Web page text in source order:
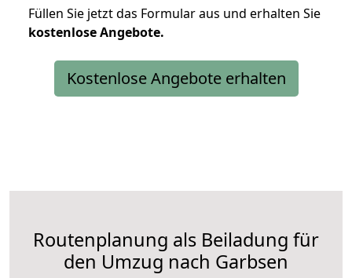
Füllen Sie jetzt das Formular aus und erhalten Sie
kostenloseAngebote.
Kostenlose Angebote erhalten
Routenplanung als Beiladung für
den Umzug nach Garbsen